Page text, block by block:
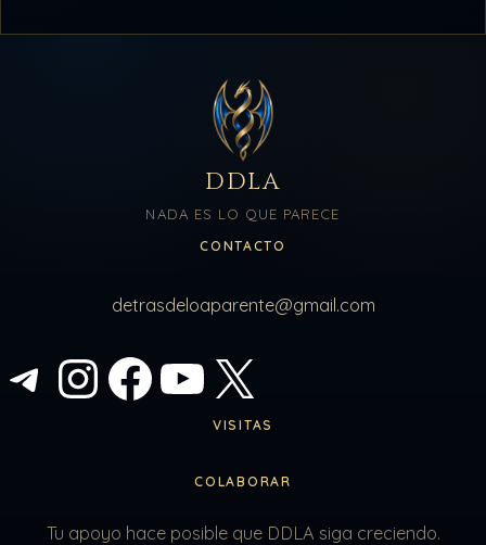
DDLA
NADA ES LO QUE PARECE
CONTACTO
detrasdeloaparente@gmail.com
TelegramInstagram
Facebook
YouTube
X
VISITAS
COLABORAR
Tu apoyo hace posible que DDLA siga creciendo.